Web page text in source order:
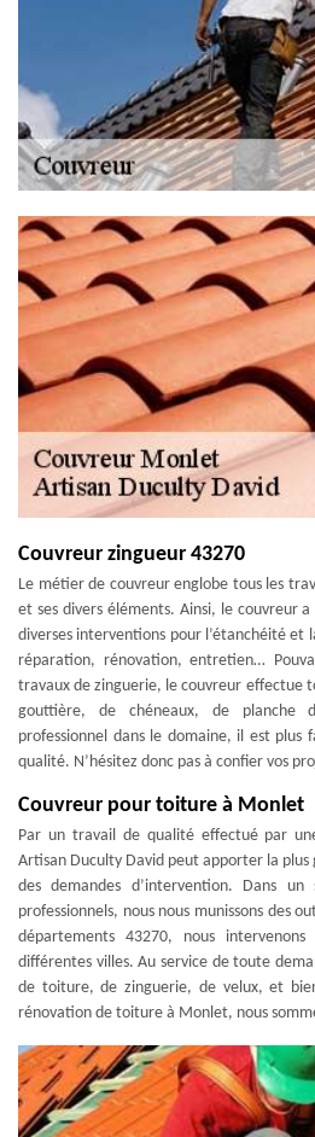
Couvreur zingueur 43270
Le métier de couvreur englobe tous les
et ses divers éléments. Ainsi, le couvreur
diverses interventions pour l’étanchéité
réparation, rénovation, entretien…
travaux de zinguerie, le couvreur effectue
gouttière, de chéneaux, de planche
professionnel dans le domaine, il est plus
qualité. N’hésitez donc pas à confier vos
Couvreur pour toiture à Monlet
Par un travail de qualité effectué par
Artisan Duculty David peut apporter la plus
des demandes d’intervention. Dans
professionnels, nous nous munissons des
départements 43270, nous
différentes villes. Au service de toute
de toiture, de zinguerie, de velux, et
rénovation de toiture à Monlet, nous